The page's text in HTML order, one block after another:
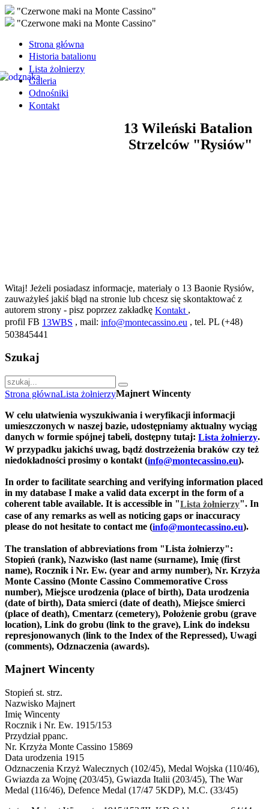
"Czerwone maki na Monte Cassino"
"Czerwone maki na Monte Cassino"
Strona główna
Historia batalionu
Lista żołnierzy
Galeria
Odnośniki
Kontakt
13 Wileński Batalion
Strzelców "Rysiów"
Witaj! Jeżeli posiadasz informacje, materiały o 13 Baonie Rysiów,
zauważyłeś jakiś błąd na stronie lub chcesz się skontaktować z
autorem strony - pisz poprzez zakładkę Kontakt ,
profil FB 13WBS , mail: info@montecassino.eu , tel. PL (+48)
503845441
Szukaj
Strona głównaLista żołnierzyMajnert Wincenty
W celu ułatwienia wyszukiwania i weryfikacji informacji
umieszczonych w naszej bazie, udostępniamy aktualny wyciąg
danych w formie spójnej tabeli, dostępny tutaj: Lista żołnierzy.
W przypadku jakichś uwag, bądź dostrzeżenia braków czy też
niedokładności prosimy o kontakt (info@montecassino.eu).
In order to facilitate searching and verifying information placed
in my database I make a valid data excerpt in the form of a
coherent table available. It is accessible in "Lista żołnierzy". In
case of any remarks as well as noticing gaps or inaccuracy
please do not hesitate to contact me (info@montecassino.eu).
The translation of abbreviations from "Lista żołnierzy":
Stopień (rank), Nazwisko (last name (surname), Imię (first
name), Rocznik i Nr. Ew. (year and army number), Nr. Krzyża
Monte Cassino (Monte Cassino Commemorative Cross
number), Miejsce urodzenia (place of birth), Data urodzenia
(date of birth), Data smierci (date of death), Miejsce śmierci
(place of death), Cmentarz (cemetery), Położenie grobu (grave
location), Link do grobu (link to the grave), Link do indeksu
represjonowanych (link to the Index of the Repressed), Uwagi
(comments), Odznaczenia (awards).
Majnert Wincenty
Stopień st. strz.
Nazwisko Majnert
Imię Wincenty
Rocznik i Nr. Ew. 1915/153
Przydział ppanc.
Nr. Krzyża Monte Cassino 15869
Data urodzenia 1915
Odznaczenia Krzyż Walecznych (102/45), Medal Wojska (110/46),
Gwiazda za Wojnę (203/45), Gwiazda Italii (203/45), The War
Medal (116/46), Defence Medal (17/47 5KDP), M.C. (33/45)